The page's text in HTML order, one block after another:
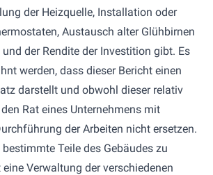
der Heizquelle, Installation oder
Austausch alter Glühbirnen
der Rendite der Investition gibt. Es
werden, dass dieser Bericht einen
darstellt und obwohl dieser relativ
Rat eines Unternehmens mit
der Arbeiten nicht ersetzen.
Teile des Gebäudes zu
Verwaltung der verschiedenen